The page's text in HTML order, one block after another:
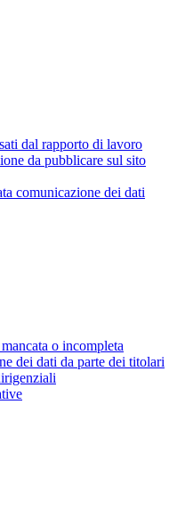
dal rapporto di lavoro
da pubblicare sul sito
comunicazione dei dati
o incompleta
dei dati da parte dei titolari